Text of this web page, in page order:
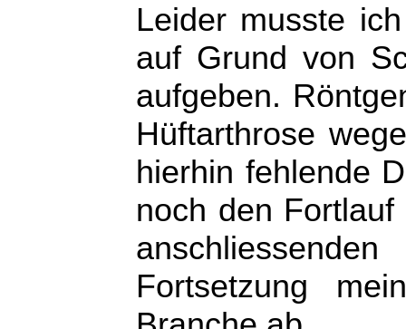
Leider musste
auf Grund von
aufgeben.
Hüftarthrose
hierhin fehlende
noch den
Fortsetzung